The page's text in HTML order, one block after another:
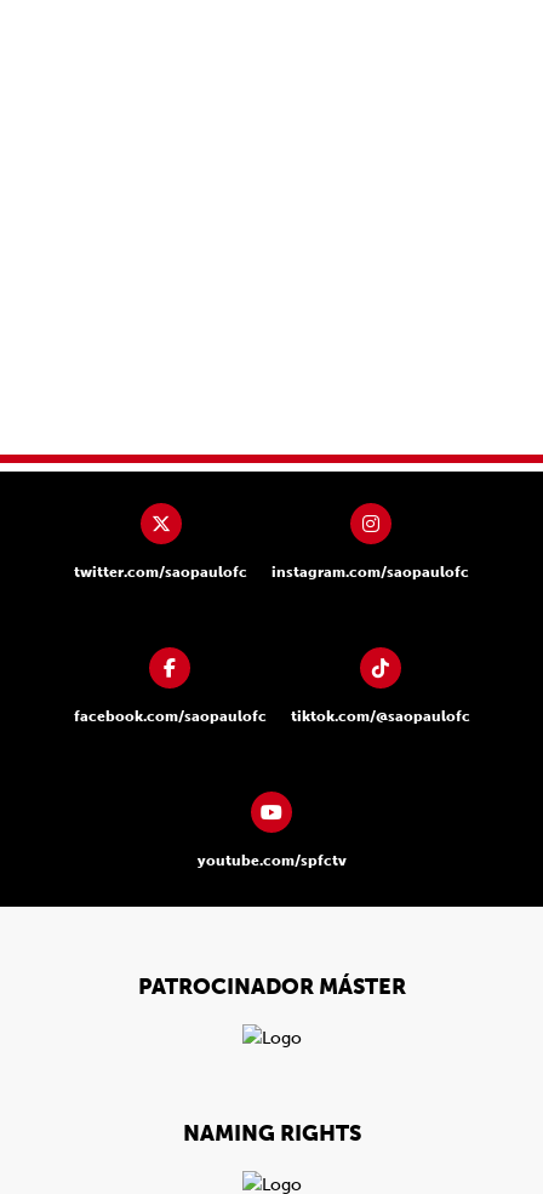
twitter.com/saopaulofc instagram.com/saopaulofc
facebook.com/saopaulofc tiktok.com/@saopaulofc
youtube.com/spfctv
PATROCINADOR MÁSTER
NAMING RIGHTS